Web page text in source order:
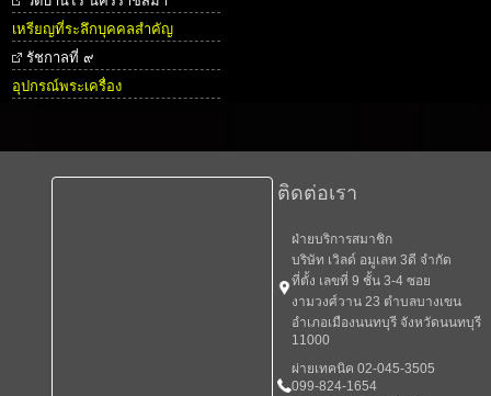
เหรียญที่ระลึกบุคคลสำคัญ
รัชกาลที่ ๙
อุปกรณ์พระเครื่อง
ติดต่อเรา
ฝ่ายบริการสมาชิก
บริษัท เวิลด์ อมูเลท 3ดี จำกัด
ที่ตั้ง เลขที่ 9 ชั้น 3-4 ซอย
งามวงศ์วาน 23 ตำบลบางเขน
อำเภอเมืองนนทบุรี จังหวัดนนทบุรี
11000
ผ่ายเทคนิค 02-045-3505
099-824-1654